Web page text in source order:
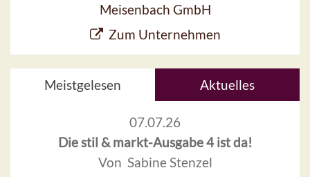
Meisenbach GmbH
Zum Unternehmen
Meistgelesen Aktuelles
07.07.26
Die stil & markt-Ausgabe 4 ist da!
Von Sabine Stenzel